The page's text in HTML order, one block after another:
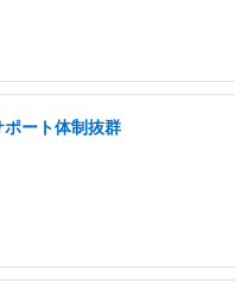
ポート体制抜群